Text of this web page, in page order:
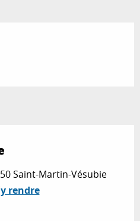
Saint-Martin-Vésubie
rendre